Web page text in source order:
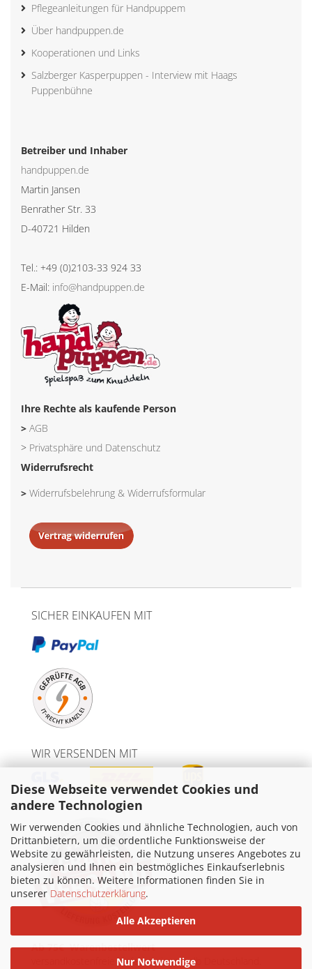
Diese Webseite verwendet Cookies und
andere Technologien
Wir verwenden Cookies und ähnliche Technologien, auch von
Drittanbietern, um die ordentliche Funktionsweise der
Website zu gewährleisten, die Nutzung unseres Angebotes zu
analysieren und Ihnen ein bestmögliches Einkaufserlebnis
bieten zu können. Weitere Informationen finden Sie in
unserer Datenschutzerklärung.
Alle Akzeptieren
Nur Notwendige
Pflegeanleitungen für Handpuppem
Über handpuppen.de
Kooperationen und Links
Salzberger Kasperpuppen - Interview mit Haags
Puppenbühne
Betreiber und Inhaber
handpuppen.de
Martin Jansen
Benrather Str. 33
D-40721 Hilden
Tel.: +49 (0)2103-33 924 33
E-Mail: info@handpuppen.de
Ihre Rechte als kaufende Person
> AGB
> Privatsphäre und Datenschutz
Widerrufsrecht
> Widerrufsbelehrung & Widerrufsformular
SICHER EINKAUFEN MIT
WIR VERSENDEN MIT
Ab 75€ Warenbestellwert
versandkostenfreie Lieferung innerhalb Deutschland.